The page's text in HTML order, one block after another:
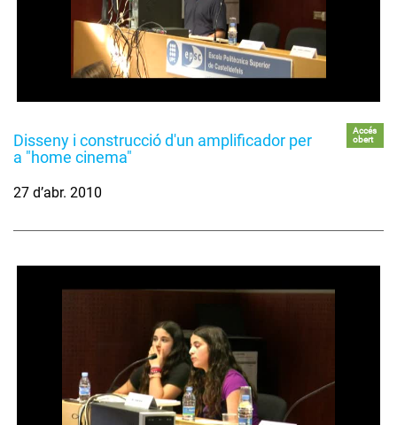
Disseny i construcció d'un amplificador per
a "home cinema"
Accés
obert
27 d’abr. 2010